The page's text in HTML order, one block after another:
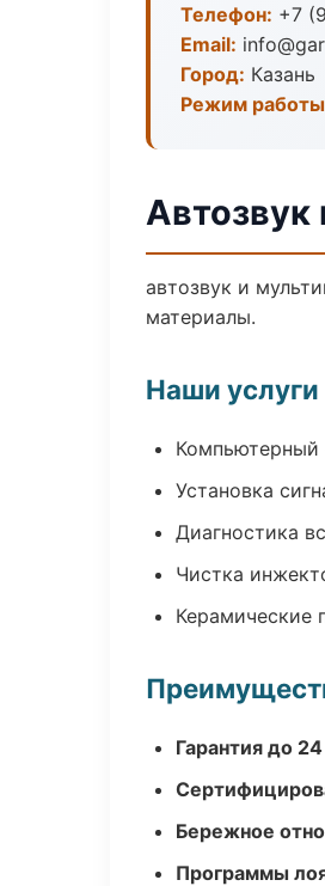
Телефон: +7
Email:
Город: Казань
Режим
Автозвук
автозвук и
материалы.
Наши услуги
Компьютерный
Установка
Диагностика
Чистка
Керамические
Гарантия до
Бережное
Программы